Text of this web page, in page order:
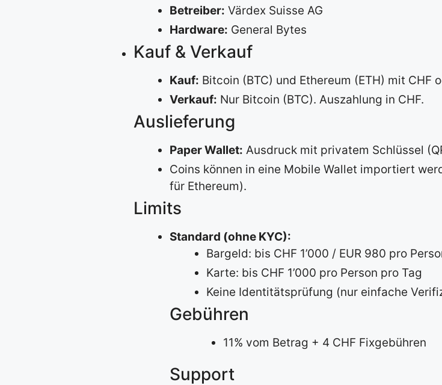
Betreiber: Värdex Suisse AG
Hardware: General Bytes
Kauf & Verkauf
Kauf: Bitcoin (BTC) und Ethereum (ETH) mit CHF
Verkauf: Nur Bitcoin (BTC). Auszahlung in CHF.
Auslieferung
Paper Wallet: Ausdruck mit privatem Schlüssel
Coins können in eine Mobile Wallet importiert
für Ethereum).
Limits
Standard (ohne KYC):
Bargeld: bis CHF 1’000 / EUR 980 pro
Karte: bis CHF 1’000 pro Person pro Tag
Keine Identitätsprüfung (nur einfache
Gebühren
11% vom Betrag + 4 CHF Fixgebühren
Support